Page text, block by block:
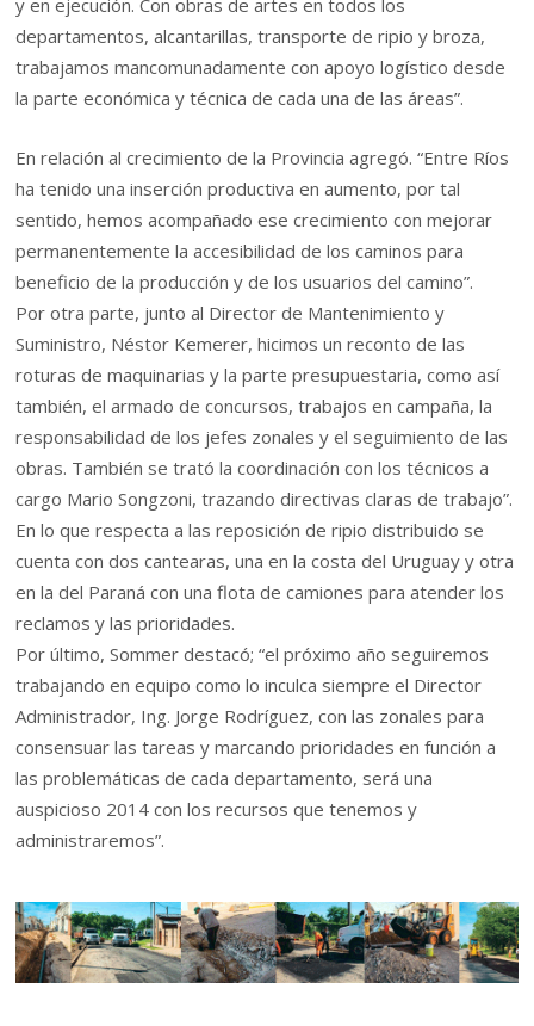
departamentos, alcantarillas, transporte de ripio y broza,
trabajamos mancomunadamente con apoyo logístico desde
la parte económica y técnica de cada una de las áreas”.
En relación al crecimiento de la Provincia agregó. “Entre Ríos
ha tenido una inserción productiva en aumento, por tal
sentido, hemos acompañado ese crecimiento con mejorar
permanentemente la accesibilidad de los caminos para
beneficio de la producción y de los usuarios del camino”.
Por otra parte, junto al Director de Mantenimiento y
Suministro, Néstor Kemerer, hicimos un reconto de las
roturas de maquinarias y la parte presupuestaria, como así
también, el armado de concursos, trabajos en campaña, la
responsabilidad de los jefes zonales y el seguimiento de las
obras. También se trató la coordinación con los técnicos a
cargo Mario Songzoni, trazando directivas claras de trabajo”.
En lo que respecta a las reposición de ripio distribuido se
cuenta con dos cantearas, una en la costa del Uruguay y otra
en la del Paraná con una flota de camiones para atender los
reclamos y las prioridades.
Por último, Sommer destacó; “el próximo año seguiremos
trabajando en equipo como lo inculca siempre el Director
Administrador, Ing. Jorge Rodríguez, con las zonales para
consensuar las tareas y marcando prioridades en función a
las problemáticas de cada departamento, será una
auspicioso 2014 con los recursos que tenemos y
administraremos”.